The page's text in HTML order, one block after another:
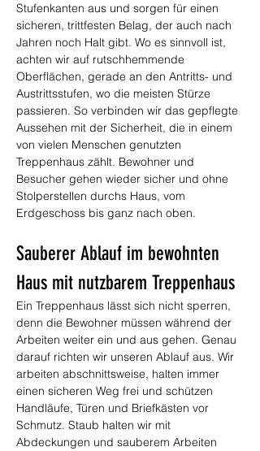
Stufenkanten aus und sorgen für einen
sicheren, trittfesten Belag, der auch nach
Jahren noch Halt gibt. Wo es sinnvoll ist,
achten wir auf rutschhemmende
Oberflächen, gerade an den Antritts- und
Austrittsstufen, wo die meisten Stürze
passieren. So verbinden wir das gepflegte
Aussehen mit der Sicherheit, die in einem
von vielen Menschen genutzten
Treppenhaus zählt. Bewohner und
Besucher gehen wieder sicher und ohne
Stolperstellen durchs Haus, vom
Erdgeschoss bis ganz nach oben.
Sauberer Ablauf im bewohnten
Haus mit nutzbarem Treppenhaus
Ein Treppenhaus lässt sich nicht sperren,
denn die Bewohner müssen während der
Arbeiten weiter ein und aus gehen. Genau
darauf richten wir unseren Ablauf aus. Wir
arbeiten abschnittsweise, halten immer
einen sicheren Weg frei und schützen
Handläufe, Türen und Briefkästen vor
Schmutz. Staub halten wir mit
Abdeckungen und sauberem Arbeiten